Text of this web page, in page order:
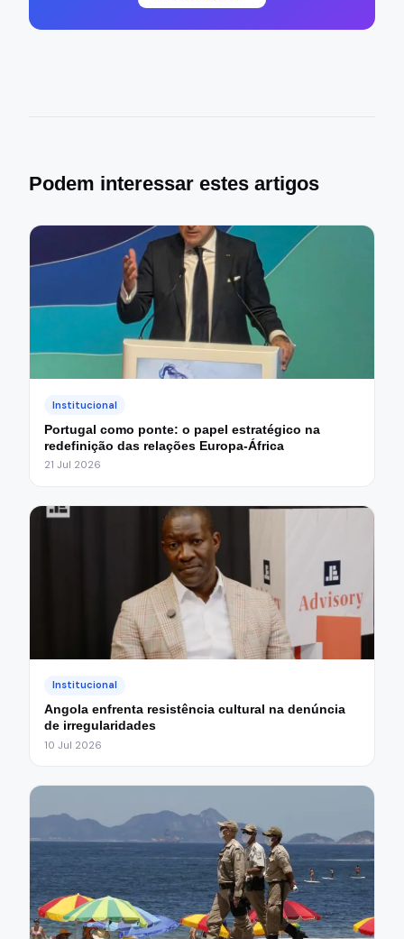
Podem interessar estes artigos
Institucional
Portugal como ponte: o papel estratégico na
redefinição das relações Europa-África
21 Jul 2026
Institucional
Angola enfrenta resistência cultural na denúncia
de irregularidades
10 Jul 2026